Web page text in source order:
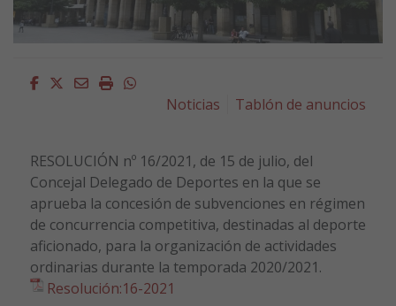
Facebook
Twitter
EmailImprimirWhatsapp
Noticias
Tablón de anuncios
RESOLUCIÓN nº 16/2021, de 15 de julio, del
Concejal Delegado de Deportes en la que se
aprueba la concesión de subvenciones en régimen
de concurrencia competitiva, destinadas al deporte
aficionado, para la organización de actividades
ordinarias durante la temporada 2020/2021.
Resolución:16-2021